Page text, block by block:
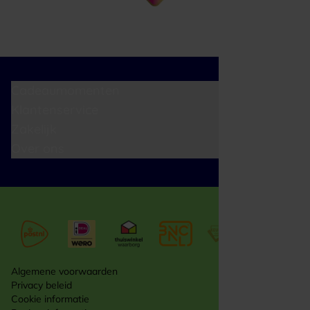
Algemene voorwaarden
Privacy beleid
Cookie informatie